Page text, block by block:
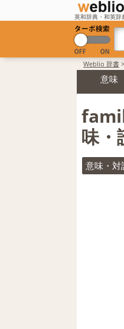
英和辞典・和英辞
Weblio 辞書 >
意味
味・
意味・対